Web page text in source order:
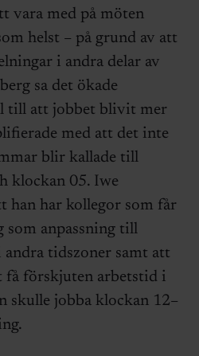
vara med på möten
helst – på grund av att
i andra delar av
sa det ökade
till att jobbet blivit mer
med att det inte
blir kallade till
klockan 05. Iwe
han har kollegor som får
som anpassning till
tidszoner samt att
få förskjuten arbetstid i
skulle jobba klockan 12–